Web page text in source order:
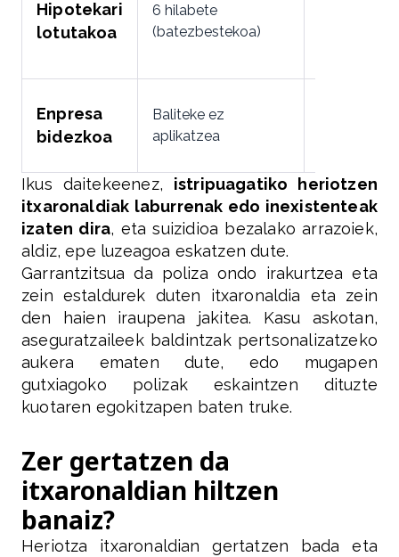
Hipotekari
lotutakoa
6 hilabete
(batezbestekoa)
Enpresa
bidezkoa
Baliteke ez
aplikatzea
Ikus daitekeenez, istripuagatiko heriotzen
itxaronaldiak laburrenak edo inexistenteak
izaten dira, eta suizidioa bezalako arrazoiek,
aldiz, epe luzeagoa eskatzen dute.
Garrantzitsua da poliza ondo irakurtzea eta
zein estaldurek duten itxaronaldia eta zein
den haien iraupena jakitea. Kasu askotan,
aseguratzaileek baldintzak pertsonalizatzeko
aukera ematen dute, edo mugapen
gutxiagoko polizak eskaintzen dituzte
kuotaren egokitzapen baten truke.
Zer gertatzen da
itxaronaldian hiltzen
banaiz?
Heriotza itxaronaldian gertatzen bada eta